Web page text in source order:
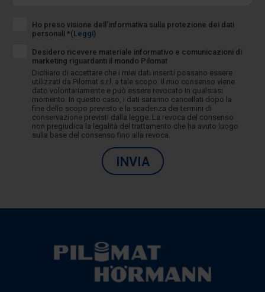
Ho preso visione dell’informativa sulla protezione dei dati
personali *(Leggi)
Desidero ricevere materiale informativo e comunicazioni di
marketing riguardanti il mondo Pilomat
Dichiaro di accettare che i miei dati inseriti possano essere
utilizzati da Pilomat s.r.l. a tale scopo. Il mio consenso viene
dato volontariamente e può essere revocato in qualsiasi
momento. In questo caso, i dati saranno cancellati dopo la
fine dello scopo previsto e la scadenza dei termini di
conservazione previsti dalla legge. La revoca del consenso
non pregiudica la legalità del trattamento che ha avuto luogo
sulla base del consenso fino alla revoca.
INVIA